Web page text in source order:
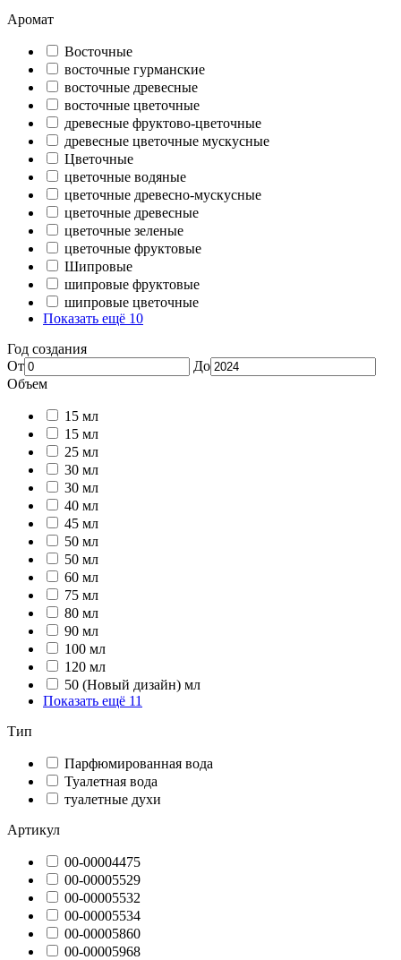
Аромат
Восточные
восточные гурманские
восточные древесные
восточные цветочные
древесные фруктово-цветочные
древесные цветочные мускусные
Цветочные
цветочные водяные
цветочные древесно-мускусные
цветочные древесные
цветочные зеленые
цветочные фруктовые
Шипровые
шипровые фруктовые
шипровые цветочные
Показать ещё 10
Год создания
От
До
Объем
15 мл
15 мл
25 мл
30 мл
30 мл
40 мл
45 мл
50 мл
50 мл
60 мл
75 мл
80 мл
90 мл
100 мл
120 мл
50 (Новый дизайн) мл
Показать ещё 11
Тип
Парфюмированная вода
Туалетная вода
туалетные духи
Артикул
00-00004475
00-00005529
00-00005532
00-00005534
00-00005860
00-00005968